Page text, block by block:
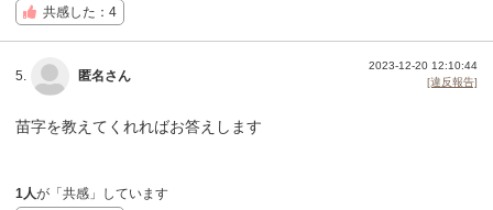
共感した：4
5. 匿名さん
2023-12-20 12:10:44
[違反報告]
苗字を教えてくれればお答えします
1人が「共感」しています